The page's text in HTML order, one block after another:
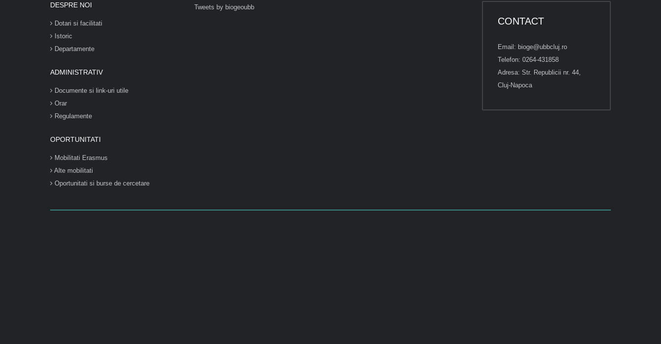
DESPRE NOI
Dotari si facilitati
Istoric
Departamente
ADMINISTRATIV
Documente si link-uri utile
Orar
Regulamente
OPORTUNITATI
Mobilitati Erasmus
Alte mobilitati
Oportunitati si burse de cercetare
Tweets by biogeoubb
CONTACT
Email: bioge@ubbcluj.ro
Telefon: 0264-431858
Adresa: Str. Republicii nr. 44,
Cluj-Napoca